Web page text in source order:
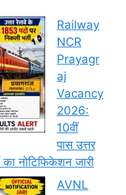
Railway
NCR
Prayagr
aj
Vacancy
2026:
10वीं
पास उत्तर
नोटिफिकेशन जारी
AVNL